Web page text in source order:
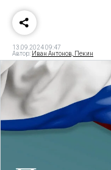
13.09.2024 09:47
Автор: Иван Антонов, Пекин